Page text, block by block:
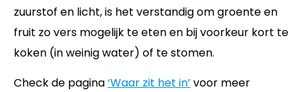
zuurstof en licht, is het verstandig om groente en
fruit zo vers mogelijk te eten en bij voorkeur kort te
koken (in weinig water) of te stomen.
Check de pagina‘Waar zit het in’ voor meer